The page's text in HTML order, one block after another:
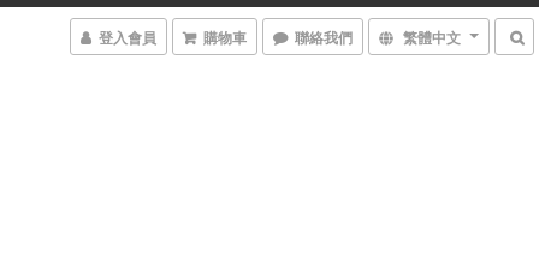
登入會員 購物車 聯絡我們 繁體中文